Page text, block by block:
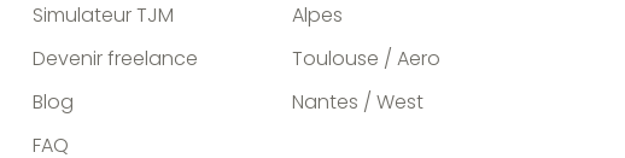
Simulateur TJM
Devenir freelance
Blog
FAQ
Alpes
Toulouse / Aero
Nantes / West